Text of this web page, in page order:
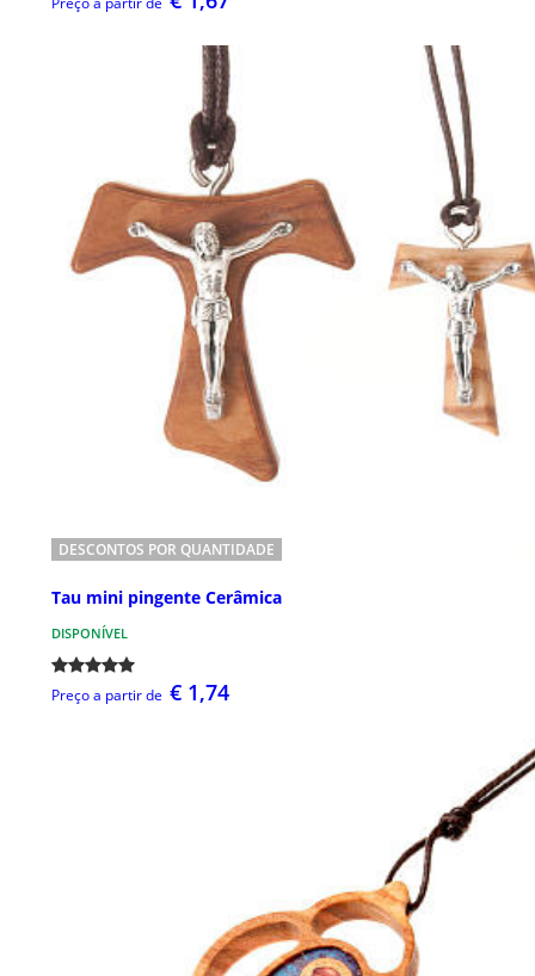
DESCONTOS POR QUANTIDADE
Tau mini pingente Cerâmica
DISPONÍVEL
Preço a partir de € 1,74